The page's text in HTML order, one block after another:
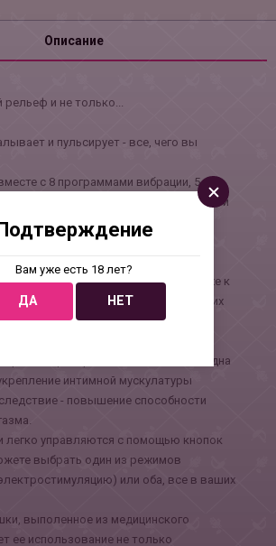
Описание
и не только...
и пульсирует - все, чего вы
с 8 программами вибрации, 5
стимуляции, а также программой
дна делают этот вибратор
моторам, можно определять, где
быть сильнее, на кончике или ближе к
от чувствительности ваших
сможете выбирать, что больше
тренировки мышц тазового дна
интимной мускулатуры
- повышение способности
легко управляются с помощью кнопок
выбрать один из режимов
или оба, все в ваших
выполенное из медицинского
ее использование не только
Вам уже есть 18 лет?
ДА НЕТ